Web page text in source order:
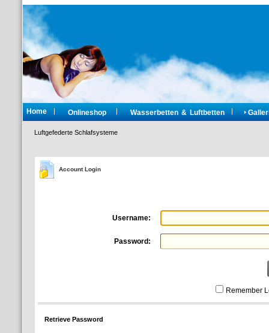
Home Onlineshop Wasserbetten & Luftbetten
Luftgefederte Schlafsysteme
Account Login
Username:
Password:
Remember
Retrieve Password